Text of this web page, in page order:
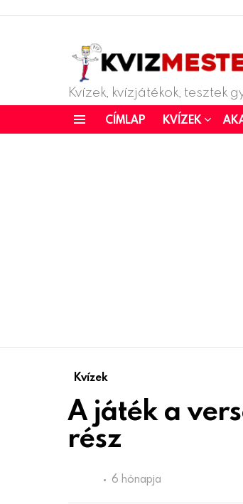
Kvízek, kvízjátékok, tesztek
CÍMLAP KVÍZEK
Kvízek
A játék a
rész
6 hónapja